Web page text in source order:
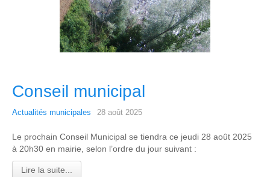
Conseil municipal
Actualités municipales 28 août 2025
Le prochain Conseil Municipal se tiendra ce jeudi 28 août 2025
à 20h30 en mairie, selon l’ordre du jour suivant :
Lire la suite...